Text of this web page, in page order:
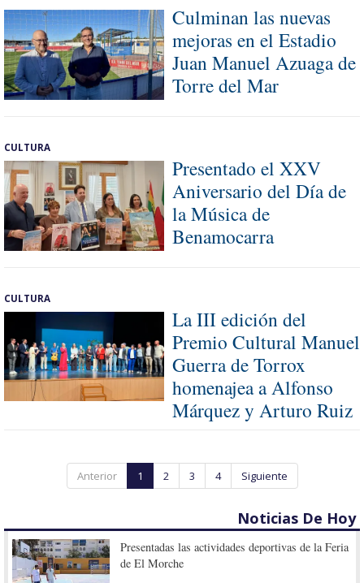
Culminan las nuevas
mejoras en el Estadio
Juan Manuel Azuaga de
Torre del Mar
CULTURA
Presentado el XXV
Aniversario del Día de
la Música de
Benamocarra
CULTURA
La III edición del
Premio Cultural Manuel
Guerra de Torrox
homenajea a Alfonso
Márquez y Arturo Ruiz
Anterior 1 2 3 4 Siguiente
Noticias De Hoy
Presentadas las actividades deportivas de la Feria
de El Morche